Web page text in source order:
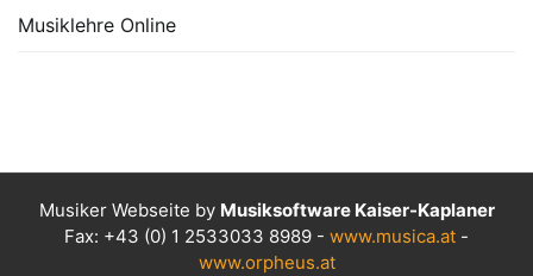
Musiklehre Online
Musiker Webseite by Musiksoftware Kaiser-Kaplaner
Fax: +43 (0) 1 2533033 8989 - www.musica.at -
www.orpheus.at